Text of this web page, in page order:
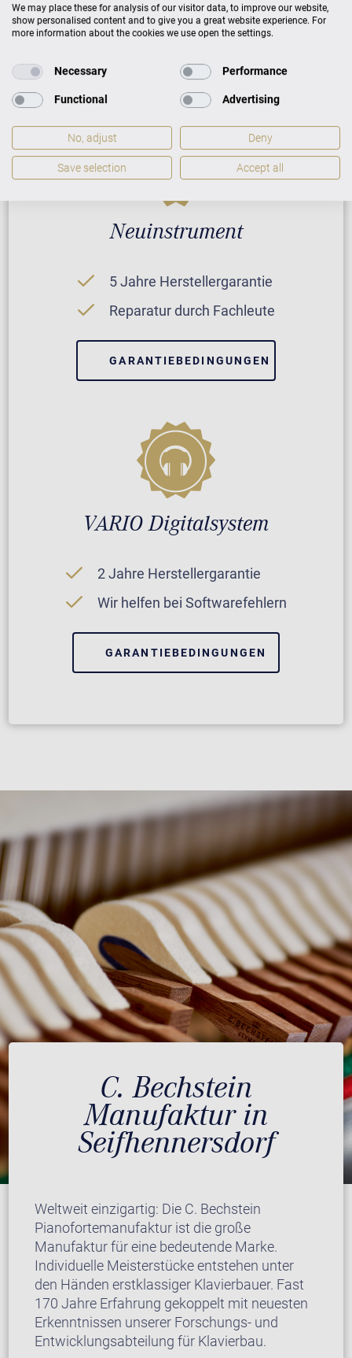
PREISLISTE HERUNTERLADEN
Neuinstrument
5 Jahre Herstellergarantie
Reparatur durch Fachleute
GARANTIEBEDINGUNGEN
VARIO Digitalsystem
2 Jahre Herstellergarantie
Wir helfen bei Softwarefehlern
GARANTIEBEDINGUNGEN
C. Bechstein
Manufaktur in
Seifhennersdorf
Weltweit einzigartig: Die C. Bechstein
Pianofortemanufaktur ist die große
Manufaktur für eine bedeutende Marke.
Individuelle Meisterstücke entstehen unter
den Händen erstklassiger Klavierbauer. Fast
170 Jahre Erfahrung gekoppelt mit neuesten
Erkenntnissen unserer Forschungs- und
Entwicklungsabteilung für Klavierbau.
We may place these for analysis of our visitor data, to improve our website,
show personalised content and to give you a great website experience. For
more information about the cookies we use open the settings.
Necessary Performance
Functional Advertising
No, adjust Deny
Save selection Accept all